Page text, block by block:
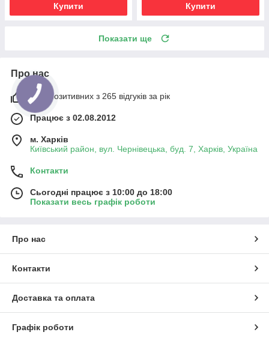
Купити Купити
Показати ще
Про нас
98% позитивних з 265 відгуків за рік
Працює з 02.08.2012
м. Харків
Київський район, вул. Чернівецька, буд. 7, Харків, Україна
Контакти
Сьогодні працює з 10:00 до 18:00
Показати весь графік роботи
Про нас
Контакти
Доставка та оплата
Графік роботи